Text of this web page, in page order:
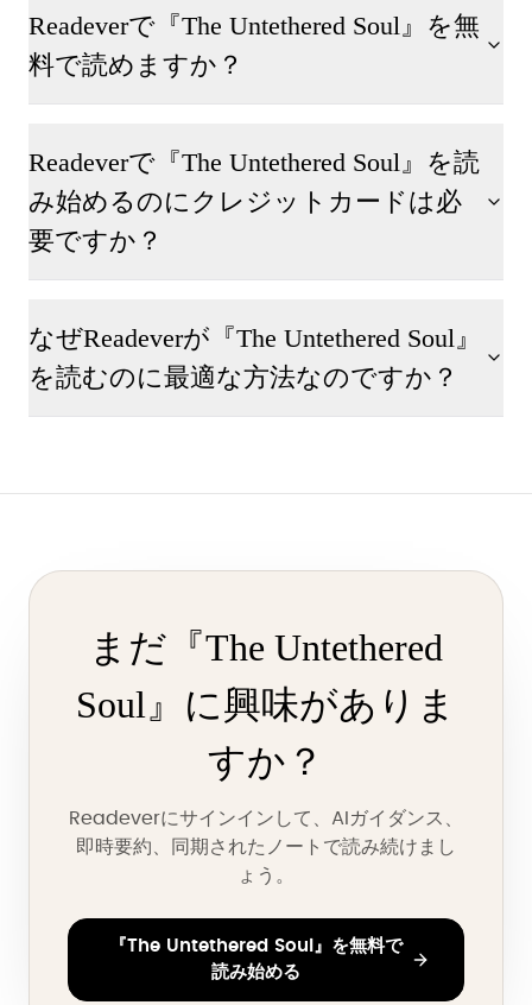
Readeverで『The Untethered Soul』を無
料で読めますか？
Readeverで『The Untethered Soul』を読
み始めるのにクレジットカードは必
要ですか？
なぜReadeverが『The Untethered Soul』
を読むのに最適な方法なのですか？
まだ『The Untethered
Soul』に興味がありま
すか？
Readeverにサインインして、AIガイダンス、
即時要約、同期されたノートで読み続けまし
ょう。
『The Untethered Soul』を無料で
読み始める